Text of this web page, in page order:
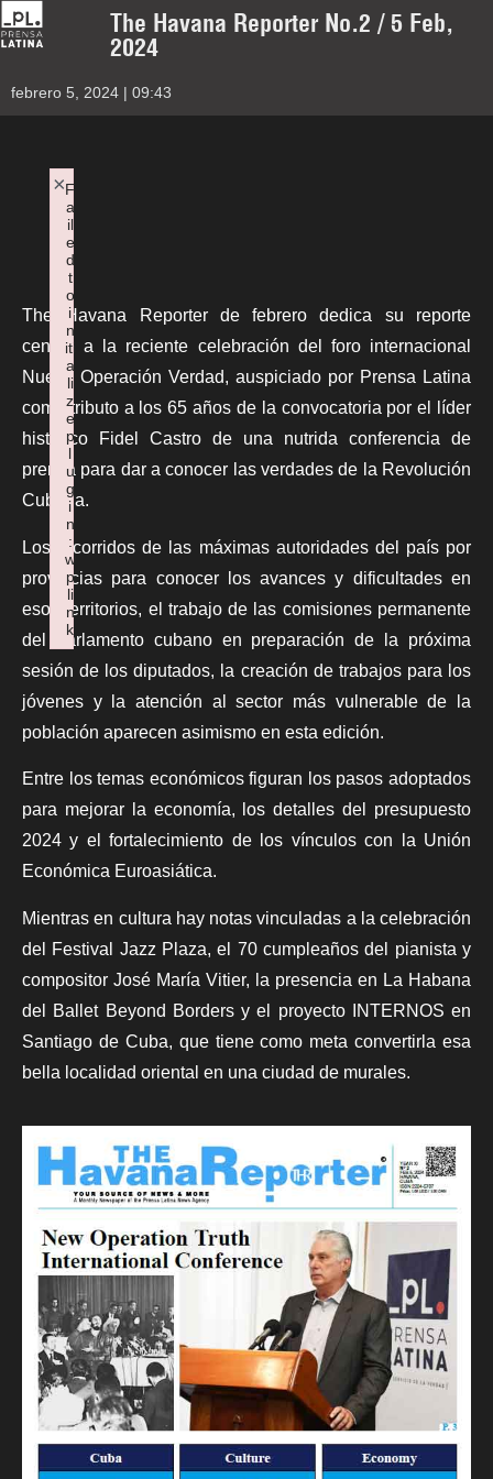
The Havana Reporter No.2 / 5 Feb,
2024
febrero 5, 2024 | 09:43
The Havana Reporterde febrero dedica su reporte
central a la reciente celebración del foro internacional
Nueva Operación Verdad, auspiciado por Prensa Latina
como tributo a los 65 años de la convocatoria por el líder
histórico Fidel Castro de una nutrida conferencia de
prensa para dar a conocer las verdades de la Revolución
Cubana.
Los recorridos de las máximas autoridades del país por
provincias para conocer los avances y dificultades en
esos territorios, el trabajo de las comisiones permanente
del parlamento cubano en preparación de la próxima
sesión de los diputados, la creación de trabajos para los
jóvenes y la atención al sector más vulnerable de la
población aparecen asimismo en esta edición.
Entre los temas económicos figuran los pasos adoptados
para mejorar la economía, los detalles del presupuesto
2024 y el fortalecimiento de los vínculos con la Unión
Económica Euroasiática.
Mientras en cultura hay notas vinculadas a la celebración
del Festival Jazz Plaza, el 70 cumpleaños del pianista y
compositor José María Vitier, la presencia en La Habana
del Ballet Beyond Borders y el proyecto INTERNOS en
Santiago de Cuba, que tiene como meta convertirla esa
bella localidad oriental en una ciudad de murales.
F
a
il
e
d
t
o
i
n
iti
a
li
z
e
p
l
u
g
i
n
:
w
p
li
n
k
×
Failed to initialize plugin: wplink